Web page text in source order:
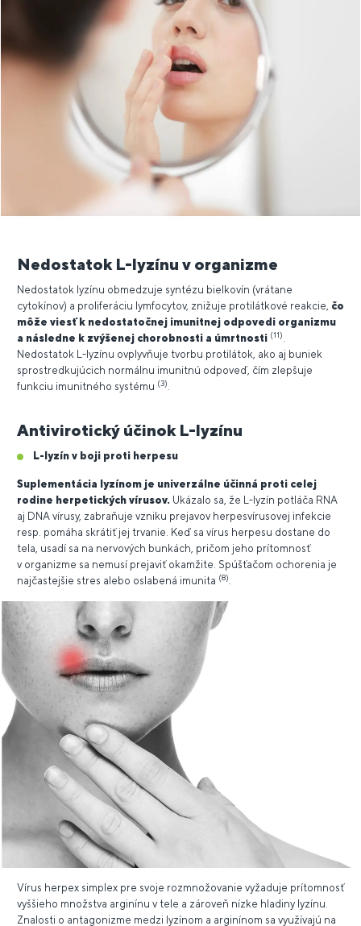
Nedostatok L-lyzínu v organizme
Nedostatok lyzínu obmedzuje syntézu bielkovín (vrátane
cytokínov) a proliferáciu lymfocytov, znižuje protilátkové reakcie, čo
môže viesť k nedostatočnej imunitnej odpovedi organizmu
a následne k zvýšenej chorobnosti a úmrtnosti (11).
Nedostatok L-lyzínu ovplyvňuje tvorbu protilátok, ako aj buniek
sprostredkujúcich normálnu imunitnú odpoveď, čím zlepšuje
funkciu imunitného systému (3).
Antivirotický účinok L-lyzínu
L-lyzín v boji proti herpesu
Suplementácia lyzínom je univerzálne účinná proti celej
rodine herpetických vírusov. Ukázalo sa, že L-lyzín potláča RNA
aj DNA vírusy, zabraňuje vzniku prejavov herpesvírusovej infekcie
resp. pomáha skrátiť jej trvanie. Keď sa vírus herpesu dostane do
tela, usadí sa na nervových bunkách, pričom jeho prítomnosť
v organizme sa nemusí prejaviť okamžite. Spúšťačom ochorenia je
najčastejšie stres alebo oslabená imunita (8).
Vírus herpex simplex pre svoje rozmnožovanie vyžaduje prítomnosť
vyššieho množstva arginínu v tele a zároveň nízke hladiny lyzínu.
Znalosti o antagonizme medzi lyzínom a arginínom sa využívajú na